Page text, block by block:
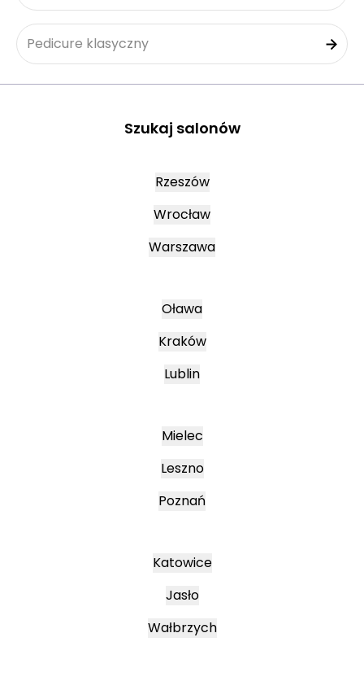
Pedicure klasyczny
Szukaj salonów
Rzeszów
Wrocław
Warszawa
Oława
Kraków
Lublin
Mielec
Leszno
Poznań
Katowice
Jasło
Wałbrzych